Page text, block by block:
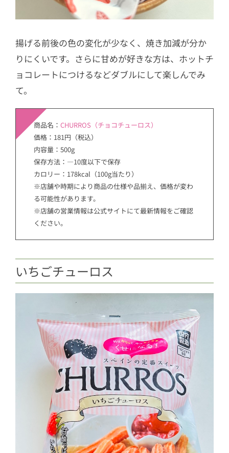
揚げる前後の色の変化が少なく、焼き加減が分か
りにくいです。さらに甘めが好きな方は、ホットチ
ョコレートにつけるなどダブルにして楽しんでみ
て。
商品名： CHURROS（チョコチューロス）
価格：181円（税込）
内容量：500g
保存方法：―10度以下で保存
カロリー：178kcal（100g当たり）
※店舗や時期により商品の仕様や品揃え、価格が変わ
る可能性があります。
※店舗の営業情報は公式サイトにて最新情報をご確認
ください。
いちごチューロス